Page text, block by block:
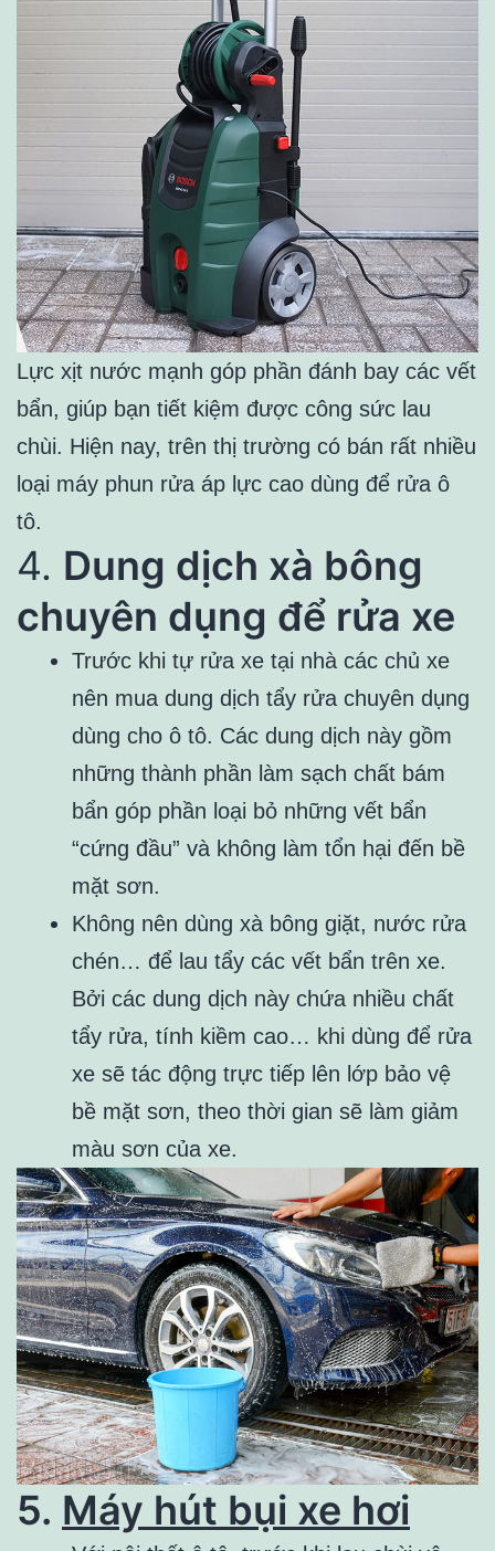
Lực xịt nước mạnh góp phần đánh bay các vết
bẩn, giúp bạn tiết kiệm được công sức lau
chùi. Hiện nay, trên thị trường có bán rất nhiều
loại máy phun rửa áp lực cao dùng để rửa ô
tô.
4. Dung dịch xà bông
chuyên dụng để rửa xe
Trước khi tự rửa xe tại nhà các chủ xe
nên mua dung dịch tẩy rửa chuyên dụng
dùng cho ô tô. Các dung dịch này gồm
những thành phần làm sạch chất bám
bẩn góp phần loại bỏ những vết bẩn
“cứng đầu” và không làm tổn hại đến bề
mặt sơn.
Không nên dùng xà bông giặt, nước rửa
chén… để lau tẩy các vết bẩn trên xe.
Bởi các dung dịch này chứa nhiều chất
tẩy rửa, tính kiềm cao… khi dùng để rửa
xe sẽ tác động trực tiếp lên lớp bảo vệ
bề mặt sơn, theo thời gian sẽ làm giảm
màu sơn của xe.
5. Máy hút bụi xe hơi